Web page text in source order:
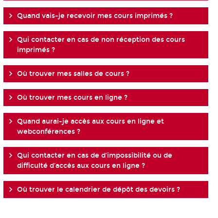
Quand vais-je recevoir mes cours imprimés ?
Qui contacter en cas de non réception des cours
imprimés ?
Où trouver mes salles de cours ?
Où trouver mes cours en ligne ?
Quand aurai-je accès aux cours en ligne et
webconférences ?
Qui contacter en cas de d’impossibilité ou de
difficulté d’accès aux cours en ligne ?
Où trouver le calendrier de dépôt des devoirs ?